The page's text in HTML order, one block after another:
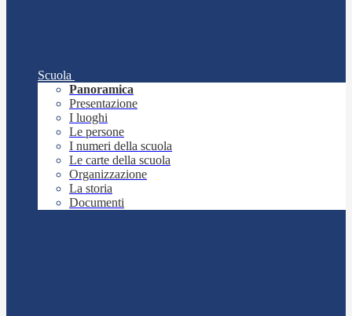
Scuola
Panoramica
Presentazione
I luoghi
Le persone
I numeri della scuola
Le carte della scuola
Organizzazione
La storia
Documenti